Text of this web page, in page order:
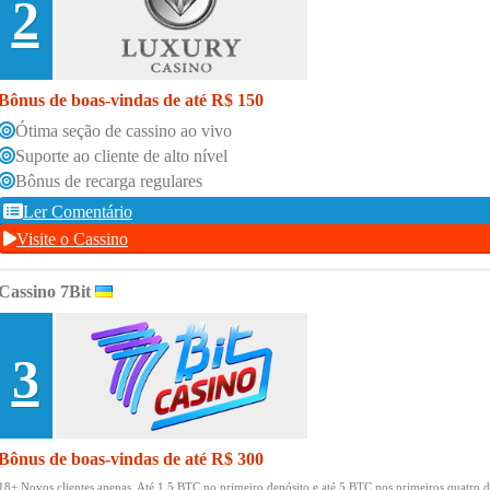
2
de boas-vindas de até R$ 150
Ótima seção de cassino ao vivo
Suporte ao cliente de alto nível
Bônus de recarga regulares
Ler Comentário
Visite o Cassino
7Bit
3
de boas-vindas de até R$ 300
Novos clientes apenas. Até 1,5 BTC no primeiro depósito e até 5 BTC nos primeiros quatro